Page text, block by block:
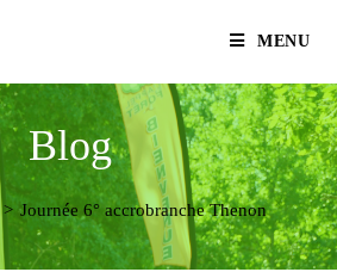
MENU
Blog
> Journée 6° accrobranche Thenon